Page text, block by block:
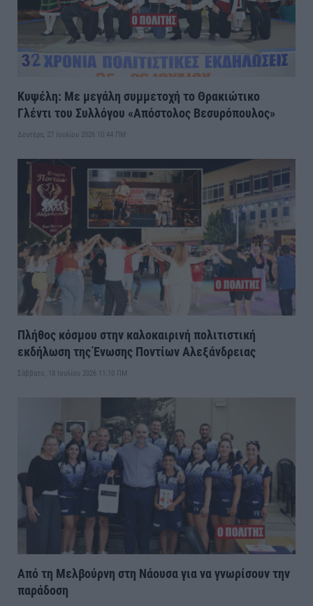
Κυψέλη: Με μεγάλη συμμετοχή το Θρακιώτικο
Γλέντι του Συλλόγου «Απόστολος Βεσυρόπουλος»
Δευτέρα, 27 Ιουλίου 2026 10:44 ΠΜ
Πλήθος κόσμου στην καλοκαιρινή πολιτιστική
εκδήλωση της Ένωσης Ποντίων Αλεξάνδρειας
Σάββατο, 18 Ιουλίου 2026 11:10 ΠΜ
Από τη Μελβούρνη στη Νάουσα για να γνωρίσουν την
παράδοση